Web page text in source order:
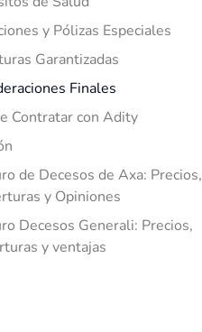
y Pólizas Especiales
Garantizadas
Finales
Contratar con Adity
de Decesos de Axa: Precios,
y Opiniones
Decesos Generali: Precios,
y ventajas